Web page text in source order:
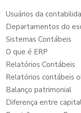
Usuários da
Departamentos do
Sistemas Contábeis
O que é ERP
Relatórios Contábeis
Relatórios contábeis
Balanço patrimonial
Diferença entre